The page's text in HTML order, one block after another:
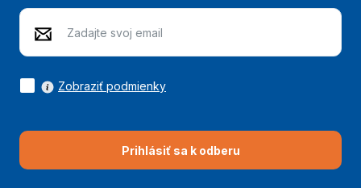
Prihlásiť sa k odberu
Zobraziť podmienky